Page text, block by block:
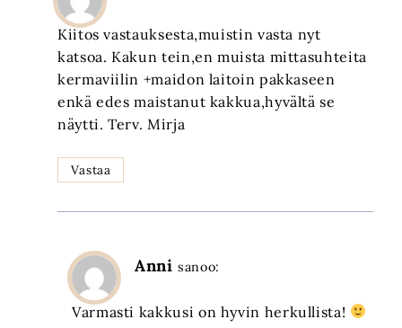
Kiitos vastauksesta,muistin vasta nyt
katsoa. Kakun tein,en muista mittasuhteita
kermaviilin +maidon laitoin pakkaseen
enkä edes maistanut kakkua,hyvältä se
näytti. Terv. Mirja
Vastaa
Anni sanoo:
Varmasti kakkusi on hyvin herkullista!